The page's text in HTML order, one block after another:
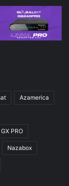
Azamerica
PRO
Nazabox